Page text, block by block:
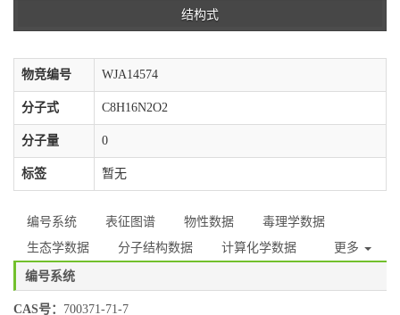
结构式
物竞编号 WJA14574
分子式 C8H16N2O2
分子量 0
标签 暂无
编号系统 表征图谱 物性数据
毒理学数据
生态学数据
分子结构数据 计算化学数据 更多
编号系统
CAS号： 700371-71-7